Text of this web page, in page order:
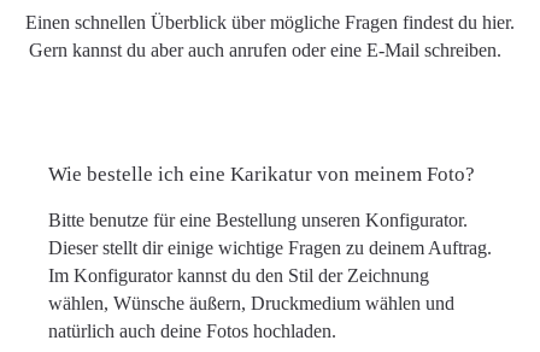
Einen schnellen Überblick über mögliche Fragen findest du hier.
Gern kannst du aber auch anrufen oder eine E-Mail schreiben.
Wie bestelle ich eine Karikatur von meinem Foto?
Bitte benutze für eine Bestellung unseren Konfigurator.
Dieser stellt dir einige wichtige Fragen zu deinem Auftrag.
Im Konfigurator kannst du den Stil der Zeichnung
wählen, Wünsche äußern, Druckmedium wählen und
natürlich auch deine Fotos hochladen.